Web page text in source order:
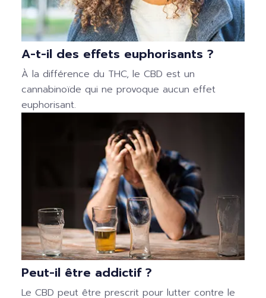
A-t-il des effets euphorisants ?
À la différence du THC, le CBD est un
cannabinoïde qui ne provoque aucun effet
euphorisant.
Peut-il être addictif ?
Le CBD peut être prescrit pour lutter contre le